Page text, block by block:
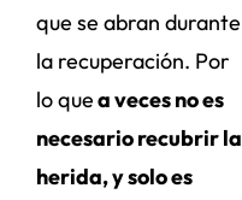
que se abran durante
la recuperación. Por
lo quea veces no es
necesario recubrir la
herida, y solo es